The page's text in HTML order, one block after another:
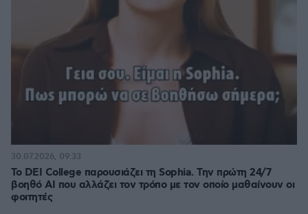
Το DEI College παρουσιάζει τη Sophia. Την πρώτη 24/7
βοηθό AI που αλλάζει τον τρόπο με τον οποίο μαθαίνουν οι
φοιτητές
30.07.2026, 09:33